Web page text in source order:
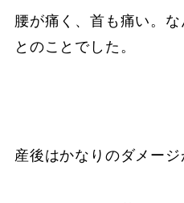
腰が痛く、首も痛い。
とのことでした。
産後はかなりのダメージ